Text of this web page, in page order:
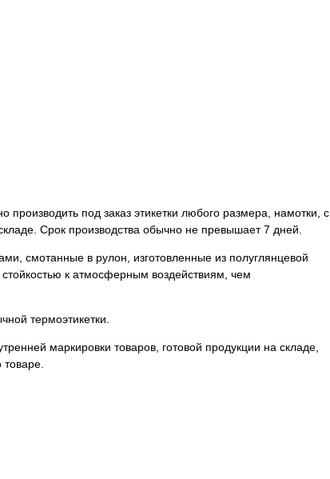
под заказ этикетки любого размера, намотки, с
Срок производства обычно не превышает 7 дней.
смотанные в рулон, изготовленные из полуглянцевой
к атмосферным воздействиям, чем
термоэтикетки.
маркировки товаров, готовой продукции на складе,